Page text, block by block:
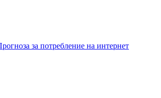
за потребление на интернет